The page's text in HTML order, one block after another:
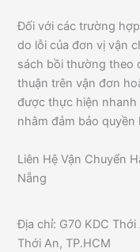
Đối với các trường
do lỗi của đơn vị vận
sách bồi thường theo
thuận trên vận đơn
được thực hiện
nhằm đảm bảo
Liên Hệ Vận Chuyển
Nẵng
Địa chỉ: G70 KDC
Thới An, TP.HCM